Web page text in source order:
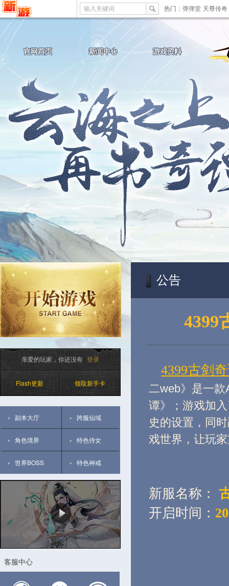
输入关键词 热门： 弹弹堂 天尊传奇
亲爱的玩家，你还没有 登录
Flash更新 领取新手卡
副本大厅 跨服仙域
角色境界 特色侍女
世界BOSS 特色神戒
客服中心
公告
4399
4399古剑
二web》是一
谭》；游戏加
史的设置，同
戏世界，让玩
新服名称：
开启时间：